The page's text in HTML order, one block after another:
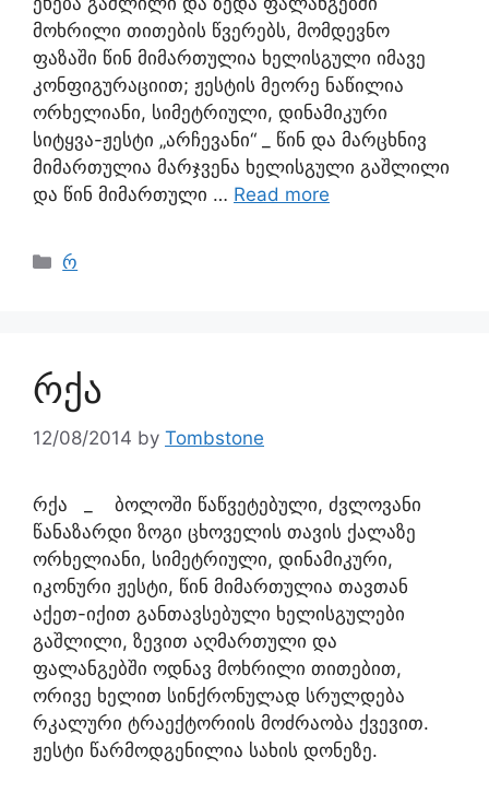
მოხრილი თითების წვერებს, მომდევნო
ფაზაში წინ მიმართულია ხელისგული იმავე
კონფიგურაციით; ჟესტის მეორე ნაწილია
ორხელიანი, სიმეტრიული, დინამიკური
სიტყვა-ჟესტი „არჩევანი“ _ წინ და მარცხნივ
მიმართულია მარჯვენა ხელისგული გაშლილი
და წინ მიმართული … Read more
რ
რქა
12/08/2014 by Tombstone
რქა _ ბოლოში წაწვეტებული, ძვლოვანი
წანაზარდი ზოგი ცხოველის თავის ქალაზე
ორხელიანი, სიმეტრიული, დინამიკური,
იკონური ჟესტი, წინ მიმართულია თავთან
აქეთ-იქით განთავსებული ხელისგულები
გაშლილი, ზევით აღმართული და
ფალანგებში ოდნავ მოხრილი თითებით,
ორივე ხელით სინქრონულად სრულდება
რკალური ტრაექტორიის მოძრაობა ქვევით.
ჟესტი წარმოდგენილია სახის დონეზე.